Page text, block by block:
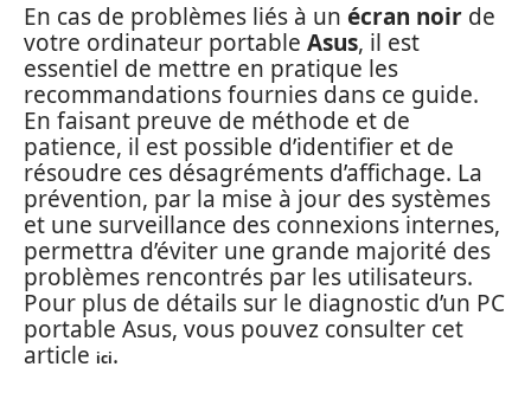
En cas de problèmes liés à un écran noir de
votre ordinateur portable Asus, il est
essentiel de mettre en pratique les
recommandations fournies dans ce guide.
En faisant preuve de méthode et de
patience, il est possible d’identifier et de
résoudre ces désagréments d’affichage. La
prévention, par la mise à jour des systèmes
et une surveillance des connexions internes,
permettra d’éviter une grande majorité des
problèmes rencontrés par les utilisateurs.
Pour plus de détails sur le diagnostic d’un PC
portable Asus, vous pouvez consulter cet
article ici.